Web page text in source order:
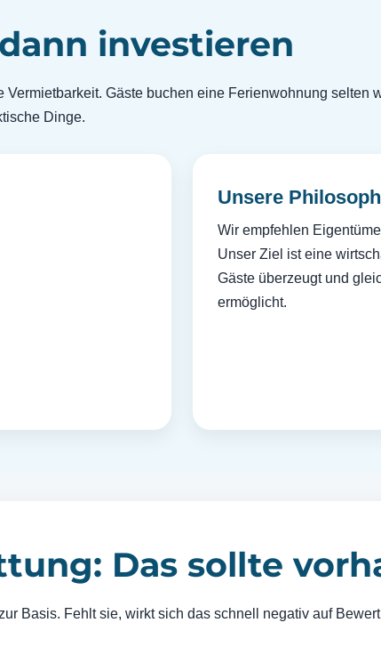
investieren
Gäste buchen eine Ferienwohnung selten
Dinge.
Unsere
Wir empfehlen
Unser Ziel ist eine
Gäste überzeugt und
ermöglicht.
Das sollte
Basis. Fehlt sie, wirkt sich das schnell negativ auf